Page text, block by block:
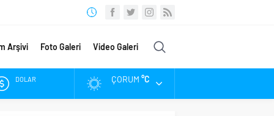
Arşivi Foto Galeri Video Galeri
DOLAR ÇORUM °C